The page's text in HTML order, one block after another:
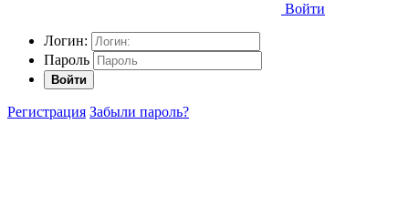
Войти
Логин:
Пароль
Войти
Регистрация Забыли пароль?